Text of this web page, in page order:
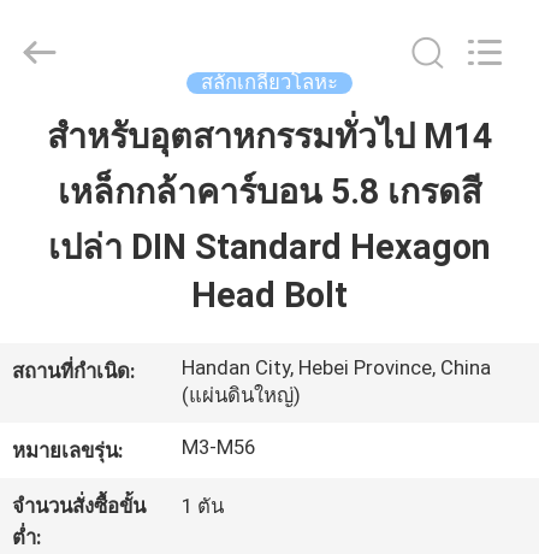
บ้าน
สินค้า
กับ
ทัวร์
EXPORT
Reserved.
สลักเกลียวโลหะ
สำหรับอุตสาหกรรมทั่วไป M14
เหล็กกล้าคาร์บอน 5.8 เกรดสี
เปล่า DIN Standard Hexagon
Head Bolt
สถานที่กำเนิด:
Handan City, Hebei Province, China
(แผ่นดินใหญ่)
หมายเลขรุ่น: M3-M56
จำนวนสั่งซื้อขั้น
ต่ำ:
1 ตัน